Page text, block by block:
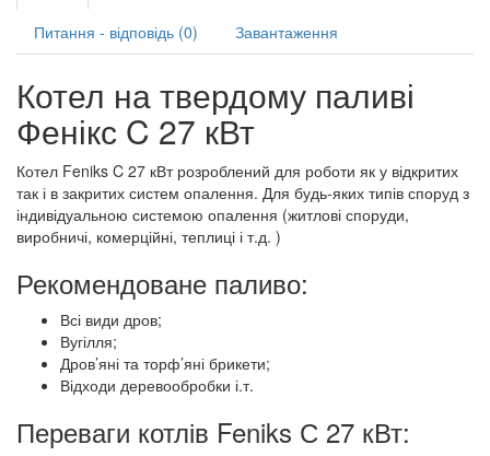
Питання - відповідь (0) Завантаження
Котел на твердому паливі
Фенікс C 27 кВт
Котел Feniks C 27 кВт розроблений для роботи як у відкритих
так і в закритих систем опалення. Для будь-яких типів споруд з
індивідуальною системою опалення (житлові споруди,
виробничі, комерційні, теплиці і т.д. )
Рекомендоване паливо:
Всі види дров;
Вугілля;
Дров’яні та торф’яні брикети;
Відходи деревообробки і.т.
Переваги котлів Feniks С 27 кВт: